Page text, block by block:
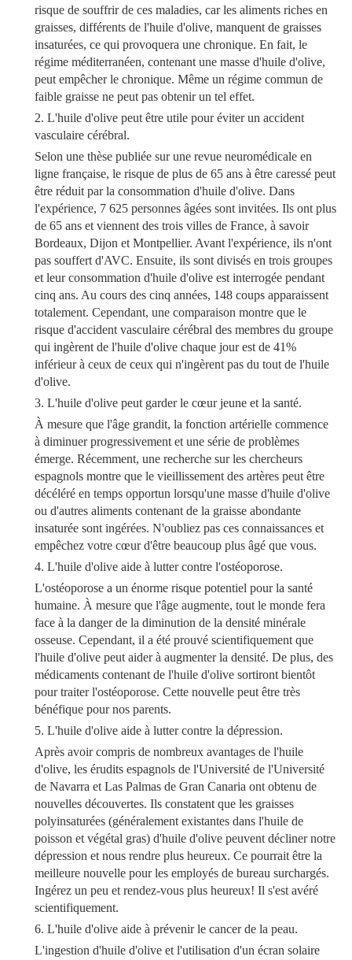
risque de souffrir de ces maladies, car les aliments riches en
graisses, différents de l'huile d'olive, manquent de graisses
insaturées, ce qui provoquera une chronique. En fait, le
régime méditerranéen, contenant une masse d'huile d'olive,
peut empêcher le chronique. Même un régime commun de
faible graisse ne peut pas obtenir un tel effet.
2. L'huile d'olive peut être utile pour éviter un accident
vasculaire cérébral.
Selon une thèse publiée sur une revue neuromédicale en
ligne française, le risque de plus de 65 ans à être caressé peut
être réduit par la consommation d'huile d'olive. Dans
l'expérience, 7 625 personnes âgées sont invitées. Ils ont plus
de 65 ans et viennent des trois villes de France, à savoir
Bordeaux, Dijon et Montpellier. Avant l'expérience, ils n'ont
pas souffert d'AVC. Ensuite, ils sont divisés en trois groupes
et leur consommation d'huile d'olive est interrogée pendant
cinq ans. Au cours des cinq années, 148 coups apparaissent
totalement. Cependant, une comparaison montre que le
risque d'accident vasculaire cérébral des membres du groupe
qui ingèrent de l'huile d'olive chaque jour est de 41%
inférieur à ceux de ceux qui n'ingèrent pas du tout de l'huile
d'olive.
3. L'huile d'olive peut garder le cœur jeune et la santé.
À mesure que l'âge grandit, la fonction artérielle commence
à diminuer progressivement et une série de problèmes
émerge. Récemment, une recherche sur les chercheurs
espagnols montre que le vieillissement des artères peut être
décéléré en temps opportun lorsqu'une masse d'huile d'olive
ou d'autres aliments contenant de la graisse abondante
insaturée sont ingérées. N'oubliez pas ces connaissances et
empêchez votre cœur d'être beaucoup plus âgé que vous.
4. L'huile d'olive aide à lutter contre l'ostéoporose.
L'ostéoporose a un énorme risque potentiel pour la santé
humaine. À mesure que l'âge augmente, tout le monde fera
face à la danger de la diminution de la densité minérale
osseuse. Cependant, il a été prouvé scientifiquement que
l'huile d'olive peut aider à augmenter la densité. De plus, des
médicaments contenant de l'huile d'olive sortiront bientôt
pour traiter l'ostéoporose. Cette nouvelle peut être très
bénéfique pour nos parents.
5. L'huile d'olive aide à lutter contre la dépression.
Après avoir compris de nombreux avantages de l'huile
d'olive, les érudits espagnols de l'Université de l'Université
de Navarra et Las Palmas de Gran Canaria ont obtenu de
nouvelles découvertes. Ils constatent que les graisses
polyinsaturées (généralement existantes dans l'huile de
poisson et végétal gras) d'huile d'olive peuvent décliner notre
dépression et nous rendre plus heureux. Ce pourrait être la
meilleure nouvelle pour les employés de bureau surchargés.
Ingérez un peu et rendez-vous plus heureux! Il s'est avéré
scientifiquement.
6. L'huile d'olive aide à prévenir le cancer de la peau.
L'ingestion d'huile d'olive et l'utilisation d'un écran solaire